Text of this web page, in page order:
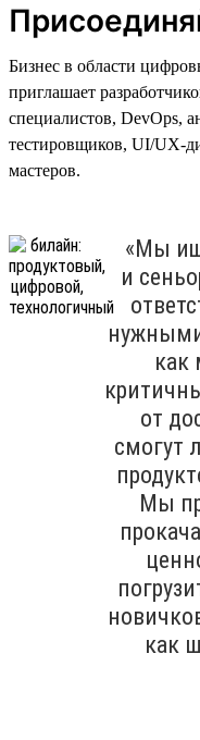
Бизнес в области
приглашает
специалистов, DevOps,
тестировщиков, UI/UX-
мастеров.
«Мы
и
как
от
смогут
Мы
как